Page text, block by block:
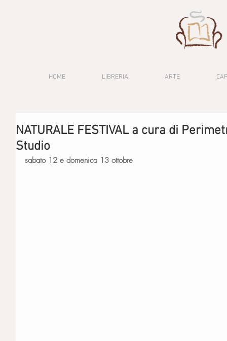
HOME LIBRERIA ARTE
NATURALE FESTIVAL a cura di
Studio
sabato 12 e domenica 13 ottobre